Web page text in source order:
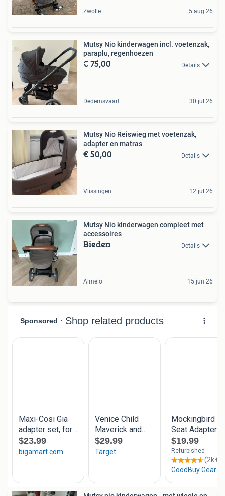
Zwolle 5 aug 26
Mutsy Nio kinderwagen incl. voetenzak,
paraplu, regenhoezen
€ 75,00 Details
Dedemsvaart 30 jul 26
Mutsy Nio Reiswieg met voetenzak,
adapter en matras
€ 50,00 Details
Vlissingen 12 jul 26
Mutsy Nio kinderwagen compleet met
accessoires
Bieden Details
Almelo 15 jun 26